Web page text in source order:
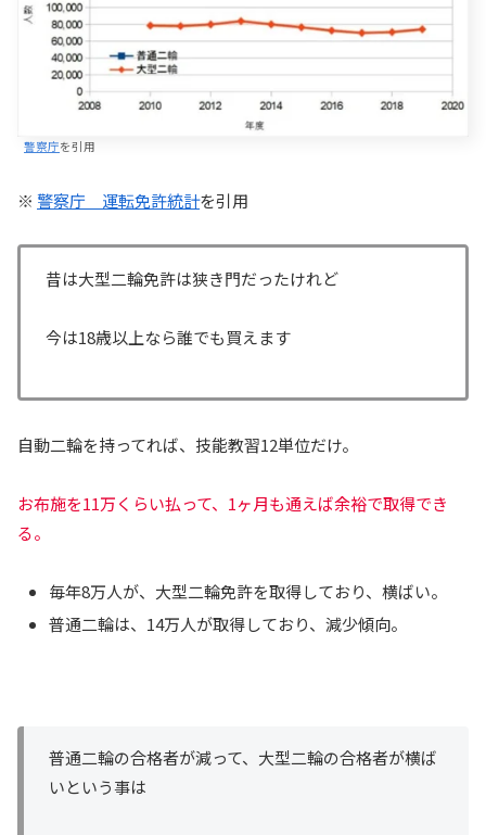
警察庁を引用
※ 警察庁 運転免許統計を引用
昔は大型二輪免許は狭き門だったけれど
今は18歳以上なら誰でも買えます
自動二輪を持ってれば、技能教習12単位だけ。
お布施を11万くらい払って、1ヶ月も通えば余裕で取得でき
る。
毎年8万人が、大型二輪免許を取得しており、横ばい。
普通二輪は、14万人が取得しており、減少傾向。
普通二輪の合格者が減って、大型二輪の合格者が横ば
いという事は